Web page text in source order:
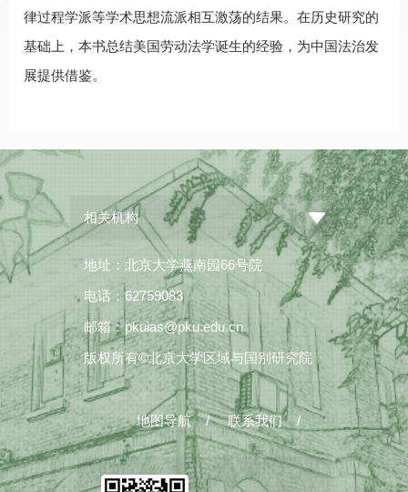
律过程学派等学术思想流派相互激荡的结果。在历史研究的
基础上，本书总结美国劳动法学诞生的经验，为中国法治发
展提供借鉴。
相关机构
地址：北京大学燕南园66号院
电话：62759083
邮箱：pkuias@pku.edu.cn
版权所有©北京大学区域与国别研究院
地图导航 / 联系我们 /